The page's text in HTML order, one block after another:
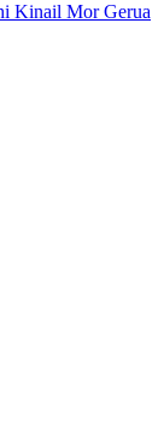
Kinail Mor Gerua